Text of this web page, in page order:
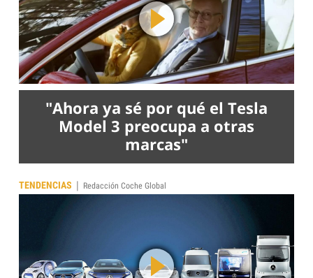
"Ahora ya sé por qué el Tesla
Model 3 preocupa a otras
marcas"
TENDENCIAS | Redacción Coche Global